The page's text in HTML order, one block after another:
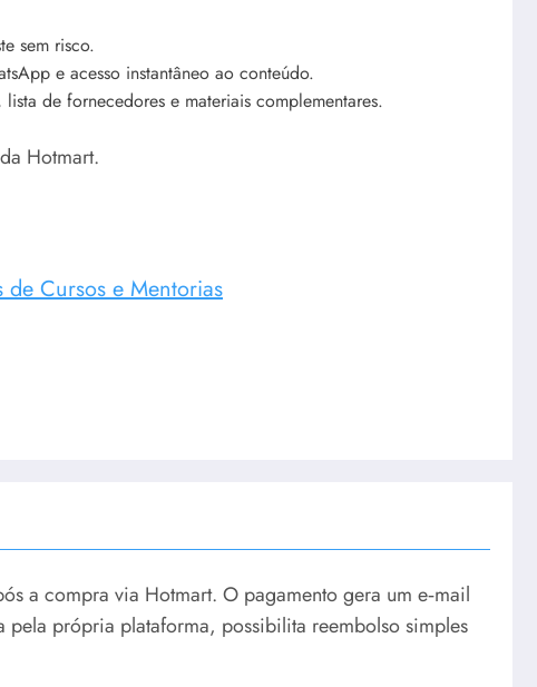
sem risco.
e acesso instantâneo ao conteúdo.
de fornecedores e materiais complementares.
Hotmart.
de Cursos e Mentorias
a compra via Hotmart. O pagamento gera um e‑mail
própria plataforma, possibilita reembolso simples